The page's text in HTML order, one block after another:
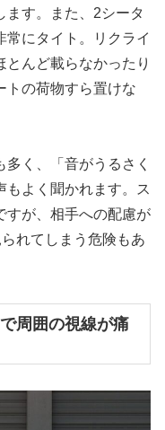
ます。また、2シータ
常にタイト。リクライ
んど載らなかったり
トの荷物すら置けな
く、「音がうるさく
もよく聞かれます。ス
すが、相手への配慮が
れてしまう危険もあ
周囲の視線が痛